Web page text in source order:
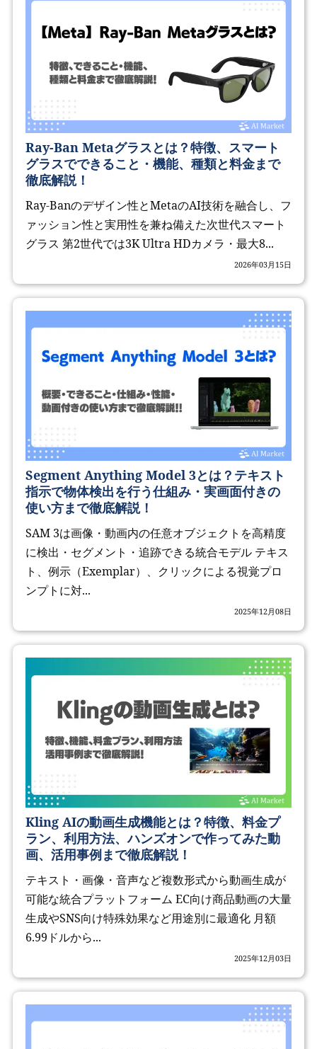
Ray-Ban Metaグラスとは？特徴、スマート
グラスでできること・機能、種類と料金まで
徹底解説！
Ray-Banのデザイン性とMetaのAI技術を融合し、フ
ァッション性と実用性を兼ね備えた次世代スマート
グラス 第2世代では3K Ultra HDカメラ・最大8...
2026年03月15日
Segment Anything Model 3とは？テキスト
指示で物体検出を行う仕組み・実画面付きの
使い方まで徹底解説！
SAM 3は画像・動画内の任意オブジェクトを高精度
に検出・セグメント・追跡できる統合モデル テキス
ト、例示（Exemplar）、クリックによる視覚プロ
ンプトに対...
2025年12月08日
Kling AIの動画生成機能とは？特徴、料金プ
ラン、利用方法、ハンズオンで作ってみた動
画、活用事例まで徹底解説！
テキスト・画像・音声など複数形式から動画生成が
可能な統合プラットフォーム EC向け商品動画の大量
生成やSNS向け特殊効果など用途別に最適化 月額
6.99ドルから...
2025年12月03日